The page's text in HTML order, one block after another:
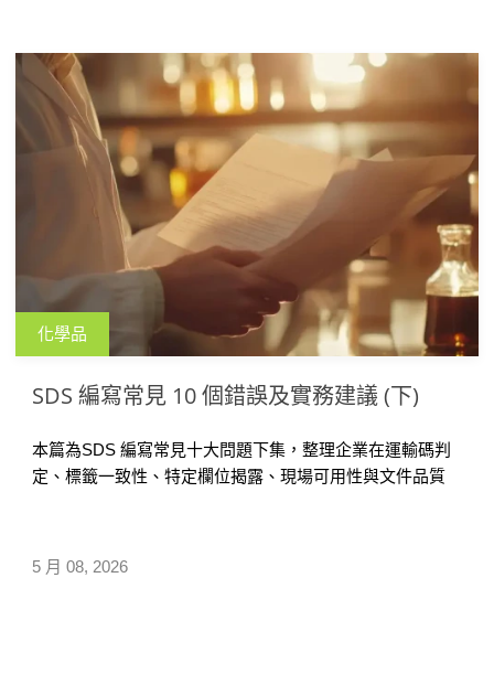
化學品
SDS 編寫常見 10 個錯誤及實務建議 (下)
5 月 08, 2026
本篇為SDS 編寫常見十大問題下集，整理企業在運輸碼判
定、標籤一致性、特定欄位揭露、現場可用性與文件品質
風險。